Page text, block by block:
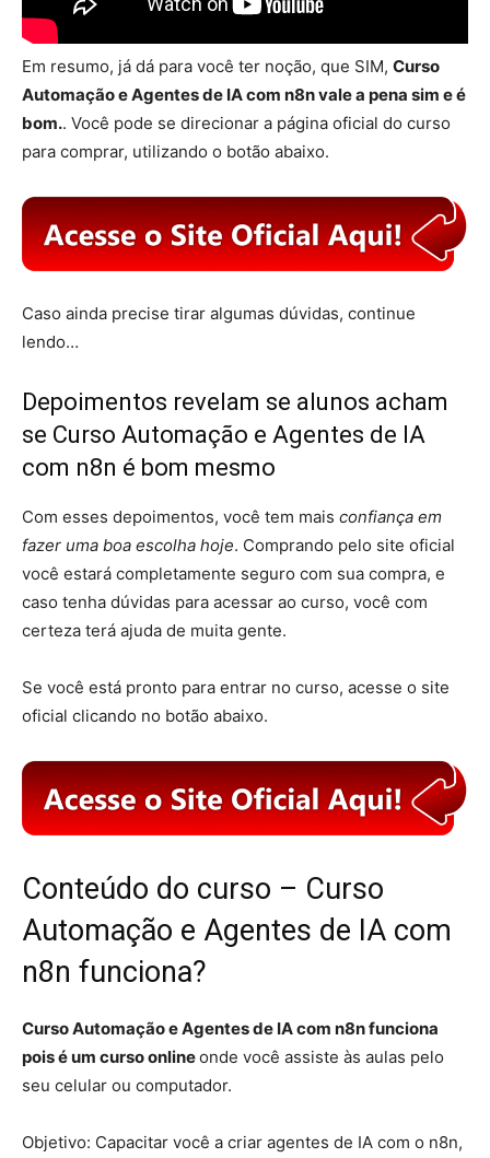
Em resumo, já dá para você ter noção, que SIM, Curso
Automação e Agentes de IA com n8n vale a pena sim e é
bom.. Você pode se direcionar a página oficial do curso
para comprar, utilizando o botão abaixo.
Caso ainda precise tirar algumas dúvidas, continue
lendo…
Depoimentos revelam se alunos acham
se Curso Automação e Agentes de IA
com n8n é bom mesmo
Com esses depoimentos, você tem mais confiança em
fazer uma boa escolha hoje. Comprando pelo site oficial
você estará completamente seguro com sua compra, e
caso tenha dúvidas para acessar ao curso, você com
certeza terá ajuda de muita gente.
Se você está pronto para entrar no curso, acesse o site
oficial clicando no botão abaixo.
Conteúdo do curso – Curso
Automação e Agentes de IA com
n8n funciona?
Curso Automação e Agentes de IA com n8n funciona
pois é um curso onlineonde você assiste às aulas pelo
seu celular ou computador.
Objetivo: Capacitar você a criar agentes de IA com o n8n,